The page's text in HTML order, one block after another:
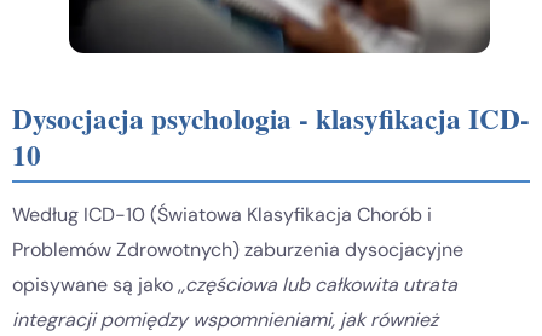
Dysocjacja psychologia - klasyfikacja ICD-
10
Według ICD-10 (Światowa Klasyfikacja Chorób i
Problemów Zdrowotnych) zaburzenia dysocjacyjne
opisywane są jako ,,częściowa lub całkowita utrata
integracji pomiędzy wspomnieniami, jak również